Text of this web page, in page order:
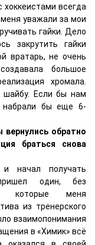
всегда
уважали за мои
гайки. Дело
закрутить гайки
вратарь, не очень
большое
хромала.
шайбу. Если бы нам
набрали бы еще 6-
вернулись обратно
браться снова
начал получать
один, без
которые меня
из тренерского
взаимопонимания
в «Химик» всё